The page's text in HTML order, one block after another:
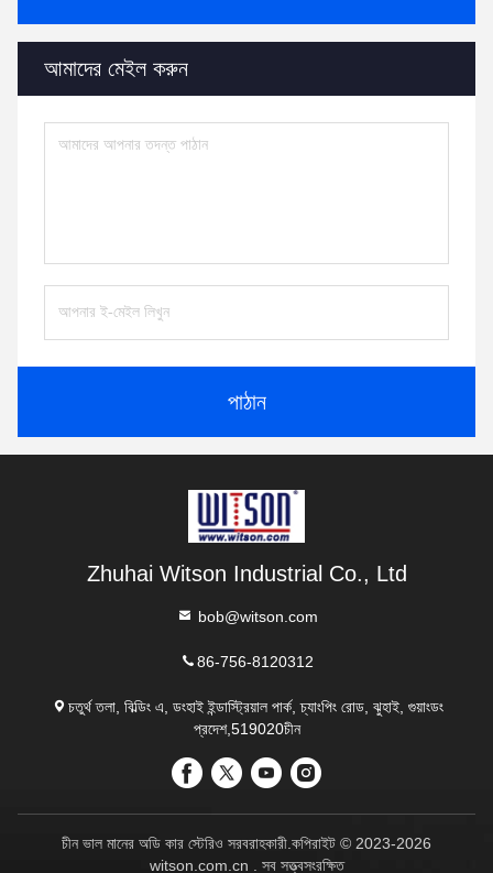
আমাদের মেইল ​​করুন
পাঠান
Zhuhai Witson Industrial Co., Ltd
bob@witson.com
86-756-8120312
চতুর্থ তলা, বিল্ডিং এ, ডংহাই ইন্ডাস্ট্রিয়াল পার্ক, চ্যাংপিং রোড, ঝুহাই, গুয়াংডং
প্রদেশ,519020চীন
চীন ভাল মানের অডি কার স্টেরিও সরবরাহকারী.কপিরাইট © 2023-2026
witson.com.cn . সব সত্ত্বসংরক্ষিত